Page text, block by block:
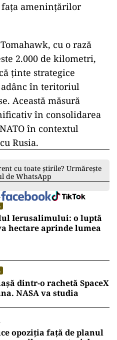
fața amenințărilor
cu o rază
2.000 de kilometri,
ținte strategice
în teritoriul
Această măsură
în consolidarea
în contextul
Rusia.
cu toate știrile? Urmărește
de WhatsApp
Ierusalimului: o luptă
hectare aprinde lumea
dintr-o rachetă SpaceX
NASA va studia
opoziția față de planul